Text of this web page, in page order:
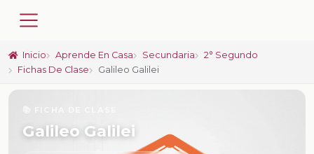
Inicio Aprende En Casa Secundaria
2° Segundo
Fichas De Clase
Galileo Galilei
Galileo Galilei